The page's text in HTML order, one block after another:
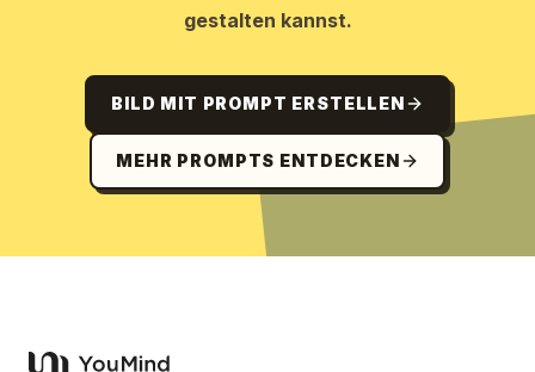
gestalten kannst.
BILD MIT PROMPT ERSTELLEN
MEHR PROMPTS ENTDECKEN